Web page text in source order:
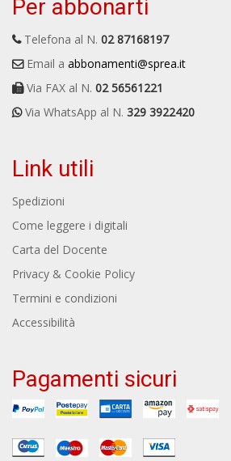
Per abbonarti
Telefona al N. 02 87168197
Email a abbonamenti@sprea.it
Via FAX al N. 02 56561221
Via WhatsApp al N. 329 3922420
Link utili
Spedizioni
Come leggere i digitali
Carta del Docente
Privacy & Cookie Policy
Termini e condizioni
Accessibilità
Pagamenti sicuri